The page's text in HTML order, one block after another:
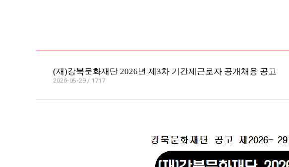
(재)강북문화재단 2026년 제3차 기간제근로자 공개채용 공고
2026-05-29 / 1717